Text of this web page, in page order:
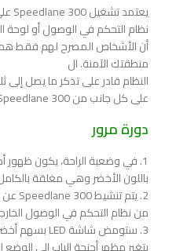
يعتمد تشغيل Speedlane 300 على تصريح من
نظام التحكم في الوصول أو لوحة
أن الأشخاص المصرح لهم فقط
منطقتك الآمنة. ال
النظام قادر على تذكر ما يصل إلى
على كل جانب من Speedlane 300 لضمان مرور سلس.
دورة مرور
1. في وضعية الراحة، يكون ظهور أجنحة الباب
باللون الأخضر وهي مغلقة
2. يتم تنشيط Speedlane 300 عن طريق إشارة الترخيص
من نظام التحكم في الوصول
3. ستومض شاشة LED بسهم أخضر ورمز